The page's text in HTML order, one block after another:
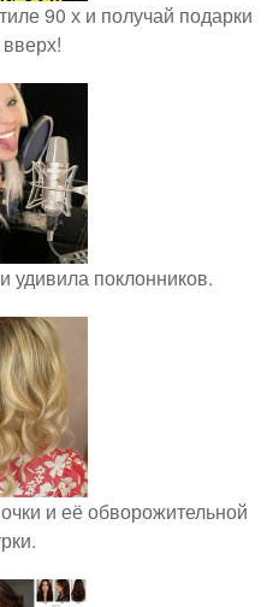
90 х и получай подарки
удивила поклонников.
и её обворожительной